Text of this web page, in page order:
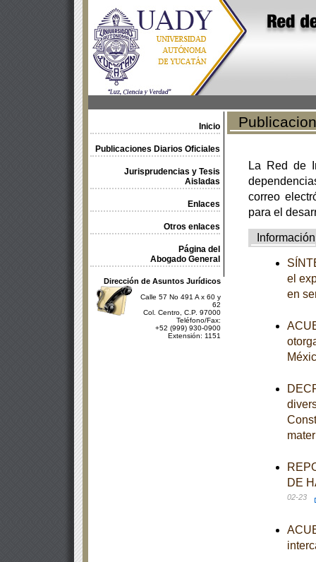
Inicio
Publicaciones Diarios Oficiales
Jurisprudencias y Tesis
Aisladas
Enlaces
Otros enlaces
Página del
Abogado General
Dirección de Asuntos Jurídicos
Calle 57 No 491 A x 60 y
62
Col. Centro, C.P. 97000
Teléfono/Fax:
+52 (999) 930-0900
Extensión: 1151
La Red de
correo
para el
Información
el
en
DE
02-23